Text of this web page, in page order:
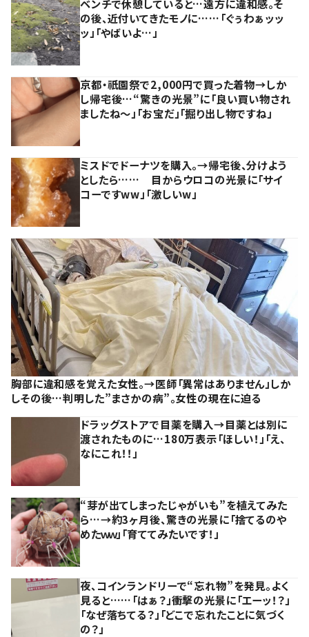
ベンチで休憩していると…遠方に違和感。そ
の後、近付いてきたモノに……「ぐぅわぁッッ
ッ」「やばいよ…」
京都・祇園祭で2,000円で買った着物→しか
し帰宅後…“驚きの光景”に「良い買い物され
ましたね～」「お宝だ」「掘り出し物ですね」
ミスドでドーナツを購入。→帰宅後、分けよう
としたら…… 目からウロコの光景に「サイ
コーですww」「激しいw」
胸部に違和感を覚えた女性。→医師「異常はありません」しか
しその後…判明した”まさかの病”。女性の現在に迫る
ドラッグストアで目薬を購入→目薬とは別に
渡されたものに…180万表示「ほしい！」「え、
なにこれ！！」
“芽が出てしまったじゃがいも”を植えてみた
ら…→約3ヶ月後、驚きの光景に「捨てるのや
めたｗｗ」「育ててみたいです！」
夜、コインランドリーで“忘れ物”を発見。よく
見ると……「はぁ？」衝撃の光景に「エーッ！？」
「なぜ落ちてる？」「どこで忘れたことに気づく
の？」